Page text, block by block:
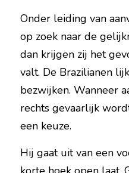
Onder leiding van
op zoek naar de
dan krijgen zij het
valt. De Brazilianen
bezwijken. Wanneer
rechts gevaarlijk
een keuze.
Hij gaat uit van een